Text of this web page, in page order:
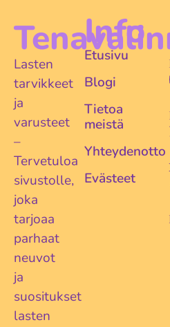
Lasten
tarvikkeet
ja
varusteet
–
Tervetuloa
sivustolle,
joka
tarjoaa
parhaat
neuvot
ja
suositukset
lasten
Info
Etusivu
Blogi
Tietoa
meistä
Yhteydenotto
Evästeet